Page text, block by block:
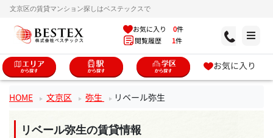
文京区の賃貸マンション探しはベステックスで
お気に入り 0件
閲覧履歴 1件
お気に入り
HOME 文京区 弥生 リベール弥生
リベール弥生の賃貸情報